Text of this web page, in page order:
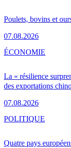
Poulets, bovins et
07.08.2026
La « résilience
des exportations
07.08.2026
ÉCONOMIE
Quatre pays
POLITIQUE